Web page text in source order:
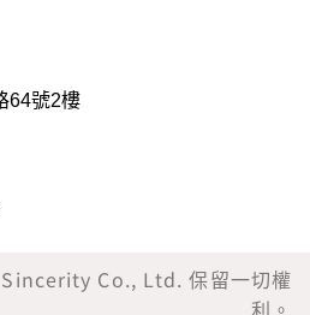
64號2樓
Co., Ltd. 保留一切權